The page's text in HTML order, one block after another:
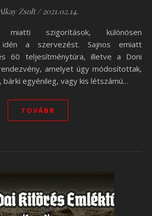
Zsolt / 2021.02.14.
idén a szervezést. Sajnos emiatt
60 teljesítménytúra, illetve a Doni
amelyet úgy módosítottak,
egyénileg, vagy kis létszámú…
TOVÁBB